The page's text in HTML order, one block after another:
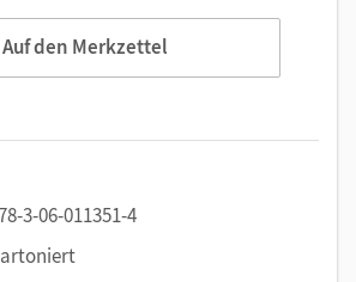
Auf den Merkzettel
3-06-011351-4